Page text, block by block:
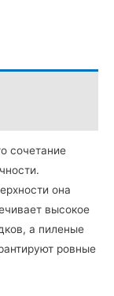
сочетание
она
высокое
а пиленые
ровные